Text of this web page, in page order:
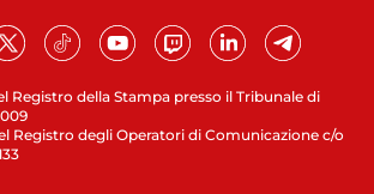
Registro della Stampa presso il Tribunale di
Registro degli Operatori di Comunicazione c/o